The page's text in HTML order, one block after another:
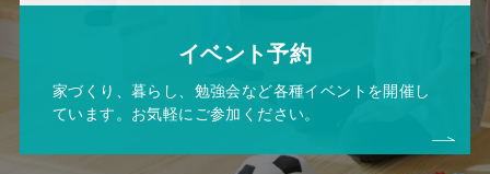
イベント予約
家づくり、暮らし、勉強会など各種イベントを開催し
ています。お気軽にご参加ください。